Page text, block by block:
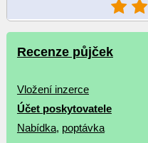
Recenze půjček
Vložení inzerce
Účet poskytovatele
Nabídka, poptávka